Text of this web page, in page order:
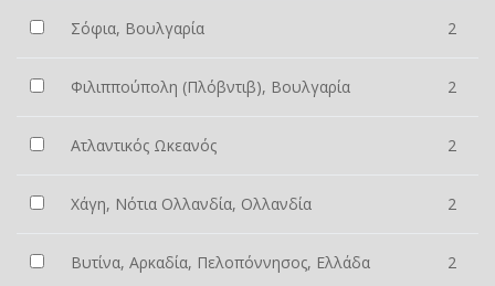
Σόφια, Βουλγαρία 2
Φιλιππούπολη (Πλόβντιβ), Βουλγαρία 2
Ατλαντικός Ωκεανός 2
Χάγη, Νότια Ολλανδία, Ολλανδία 2
Βυτίνα, Αρκαδία, Πελοπόννησος, Ελλάδα 2